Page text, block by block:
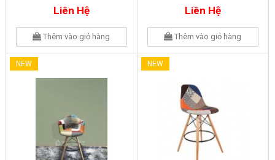
Liên Hệ
Thêm vào giỏ hàng
Liên Hệ
Thêm vào giỏ hàng
NEW NEW